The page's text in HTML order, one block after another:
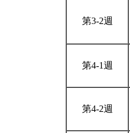
第3-2週
第4-1週
第4-2週